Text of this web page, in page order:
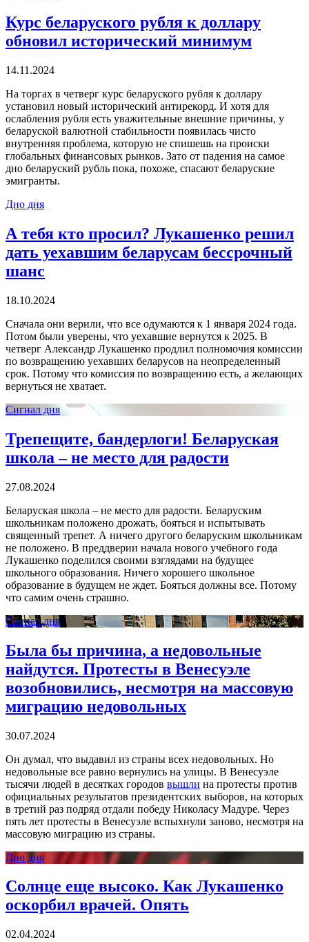
Курс беларуского рубля к доллару
обновил исторический минимум
14.11.2024
На торгах в четверг курс беларуского рубля к доллару
установил новый исторический антирекорд. И хотя для
ослабления рубля есть уважительные внешние причины, у
беларуской валютной стабильности появилась чисто
внутренняя проблема, которую не спишешь на происки
глобальных финансовых рынков. Зато от падения на самое
дно беларуский рубль пока, похоже, спасают беларуские
эмигранты.
Дно дня
А тебя кто просил? Лукашенко решил
дать уехавшим беларусам бессрочный
шанс
18.10.2024
Сначала они верили, что все одумаются к 1 января 2024 года.
Потом были уверены, что уехавшие вернутся к 2025. В
четверг Александр Лукашенко продлил полномочия комиссии
по возвращению уехавших беларусов на неопределенный
срок. Потому что комиссия по возвращению есть, а желающих
вернуться не хватает.
Сигнал дня
Трепещите, бандерлоги! Беларуская
школа – не место для радости
27.08.2024
Беларуская школа – не место для радости. Беларуским
школьникам положено дрожать, бояться и испытывать
священный трепет. А ничего другого беларуским школьникам
не положено. В преддверии начала нового учебного года
Лукашенко поделился своими взглядами на будущее
школьного образования. Ничего хорошего школьное
образование в будущем не ждет. Бояться должны все. Потому
что самим очень страшно.
Сигнал дня
Была бы причина, а недовольные
найдутся. Протесты в Венесуэле
возобновились, несмотря на массовую
миграцию недовольных
30.07.2024
Он думал, что выдавил из страны всех недовольных. Но
недовольные все равно вернулись на улицы. В Венесуэле
тысячи людей в десятках городов вышли на протесты против
официальных результатов президентских выборов, на которых
в третий раз подряд отдали победу Николасу Мадуре. Через
пять лет протесты в Венесуэле вспыхнули заново, несмотря на
массовую миграцию из страны.
Дно дня
Солнце еще высоко. Как Лукашенко
оскорбил врачей. Опять
02.04.2024